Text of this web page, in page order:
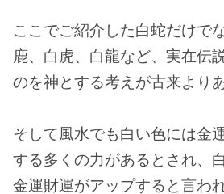
ここでご紹介した白蛇だけで
鹿、白虎、白龍など、実在伝
のを神とする考えが古来より
そして風水でも白い色には金
する多くの力があるとされ、
金運財運がアップすると言わ